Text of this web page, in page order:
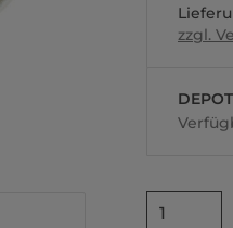
zzgl.
1